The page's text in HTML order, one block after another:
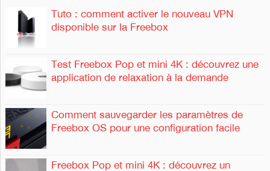
Tuto : comment activer le nouveau VPN
disponible sur la Freebox
Test Freebox Pop et mini 4K : découvrez une
application de relaxation à la demande
Comment sauvegarder les paramètres de
Freebox OS pour une configuration facile
Freebox Pop et mini 4K : découvrez un